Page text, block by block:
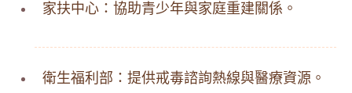
家扶中心：協助青少年與家庭重建關係。
衛生福利部：提供戒毒諮詢熱線與醫療資源。